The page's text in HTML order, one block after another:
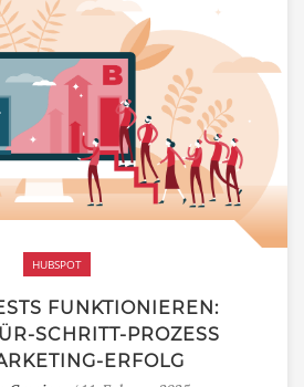
HUBSPOT
FUNKTIONIEREN:
SCHRITT-PROZESS
ERFOLG